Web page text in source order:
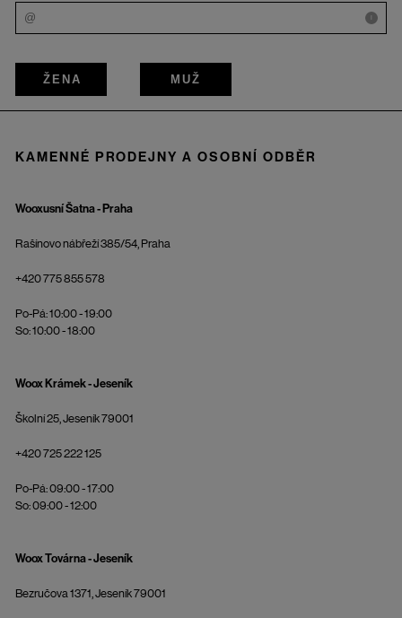
i
ŽENA MUŽ
KAMENNÉ PRODEJNY A OSOBNÍ ODBĚR
Wooxusní Šatna - Praha
Rašínovo nábřeží 385/54, Praha
+420 775 855 578
Po-Pá: 10:00 - 19:00
So: 10:00 - 18:00
Woox Krámek - Jeseník
Školní 25, Jeseník 79001
+420 725 222 125
Po-Pá: 09:00 - 17:00
So: 09:00 - 12:00
Woox Továrna - Jeseník
Bezručova 1371, Jeseník 79001